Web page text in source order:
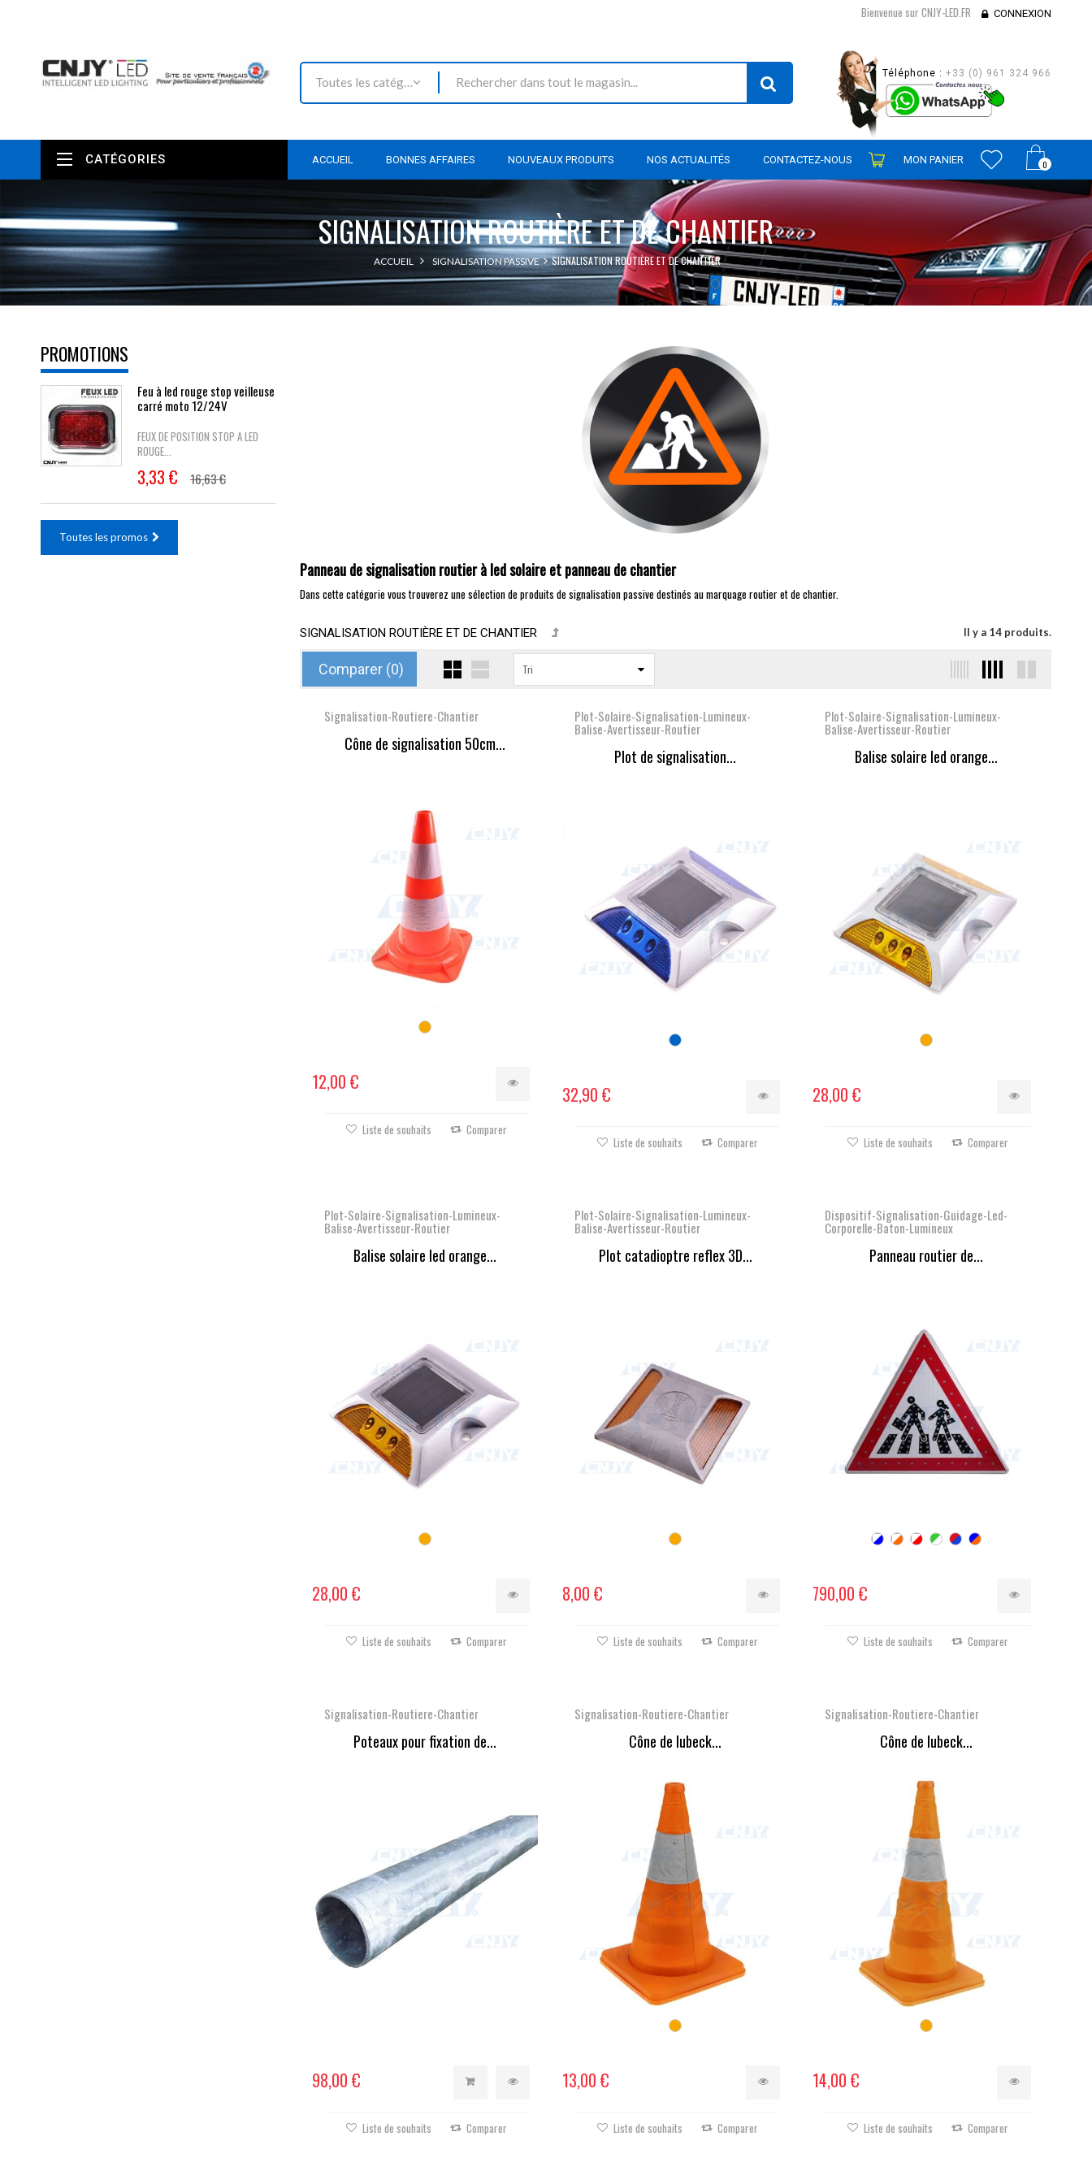
Bienvenue sur CNJY-LED.FR CONNEXION
Toutes les catégories
Téléphone : +33 (0) 961 324 966
0
ACCUEIL BONNES AFFAIRES NOUVEAUX PRODUITS NOS ACTUALITÉS CONTACTEZ-NOUS MON PANIER
CATÉGORIES
SIGNALISATION ROUTIÈRE ET DE CHANTIER
ACCUEIL SIGNALISATION PASSIVE SIGNALISATION ROUTIÈRE ET DE CHANTIER
PROMOTIONS
Feu à led rouge stop veilleuse
carré moto 12/24V
FEUX DE POSITION STOP A LED
ROUGE...
3,33 € 16,63 €
Toutes les promos
Panneau de signalisation routier à led solaire et panneau de chantier
Dans cette catégorie vous trouverez une sélection de produits de signalisation passive destinés au marquage routier et de chantier.
SIGNALISATION ROUTIÈRE ET DE CHANTIER Il y a 14 produits.
Comparer (0) Tri
Signalisation-Routiere-Chantier
Cône de signalisation 50cm...
12,00 €
Liste de souhaits Comparer
Plot-Solaire-Signalisation-Lumineux-
Balise-Avertisseur-Routier
Plot de signalisation...
32,90 €
Liste de souhaits Comparer
Plot-Solaire-Signalisation-Lumineux-
Balise-Avertisseur-Routier
Balise solaire led orange...
28,00 €
Liste de souhaits Comparer
Plot-Solaire-Signalisation-Lumineux-
Balise-Avertisseur-Routier
Balise solaire led orange...
28,00 €
Liste de souhaits Comparer
Plot-Solaire-Signalisation-Lumineux-
Balise-Avertisseur-Routier
Plot catadioptre reflex 3D...
8,00 €
Liste de souhaits Comparer
Dispositif-Signalisation-Guidage-Led-
Corporelle-Baton-Lumineux
Panneau routier de...
790,00 €
Liste de souhaits Comparer
Signalisation-Routiere-Chantier
Poteaux pour fixation de...
98,00 €
Liste de souhaits Comparer
Signalisation-Routiere-Chantier
Cône de lubeck...
13,00 €
Liste de souhaits Comparer
Signalisation-Routiere-Chantier
Cône de lubeck...
14,00 €
Liste de souhaits Comparer